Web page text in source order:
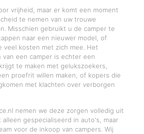
vrijheid, maar er komt een moment
te nemen van uw trouwe
Misschien gebruikt u de camper te
naar een nieuwer model, of
veel kosten met zich mee. Het
van een camper is echter een
te maken met gelukszoekers,
proefrit willen maken, of kopers die
met klachten over verborgen
nemen we deze zorgen volledig uit
alleen gespecialiseerd in auto's, maar
voor de inkoop van campers. Wij